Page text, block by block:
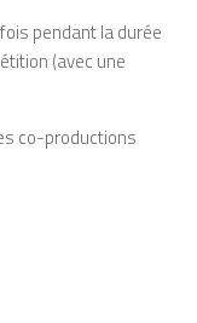
pendant la durée
(avec une
co-productions